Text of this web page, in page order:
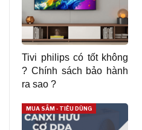
Tivi philips có tốt không
? Chính sách bảo hành
ra sao ?
MUA SẮM - TIÊU DÙNG